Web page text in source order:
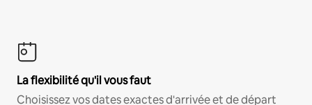
La flexibilité qu'il vous faut
Choisissez vos dates exactes d'arrivée et de départ